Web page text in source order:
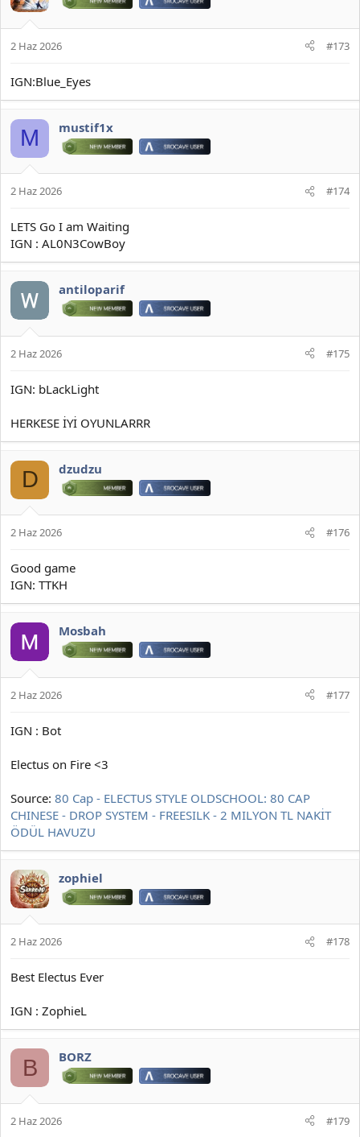
2 Haz 2026 #173
IGN:Blue_Eyes
M mustif1x
2 Haz 2026 #174
LETS Go I am Waiting
IGN : AL0N3CowBoy
antiloparif
2 Haz 2026 #175
IGN: bLackLight
HERKESE İYİ OYUNLARRR
D dzudzu
2 Haz 2026 #176
Good game
IGN: TTKH
Mosbah
2 Haz 2026 #177
IGN : Bot
Electus on Fire <3
Source: 80 Cap - ELECTUS STYLE OLDSCHOOL: 80 CAP
CHINESE - DROP SYSTEM - FREESILK - 2 MILYON TL NAKİT
ÖDÜL HAVUZU
zophiel
2 Haz 2026 #178
Best Electus Ever
IGN : ZophieL
B BORZ
2 Haz 2026 #179